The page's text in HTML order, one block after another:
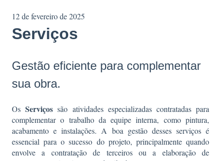
12 de fevereiro de 2025
Serviços
Gestão eficiente para complementar
sua obra.
OsServiços são atividades especializadas contratadas para
complementar o trabalho da equipe interna, como pintura,
acabamento e instalações. A boa gestão desses serviços é
essencial para o sucesso do projeto, principalmente quando
envolve a contratação de terceiros ou a elaboração de